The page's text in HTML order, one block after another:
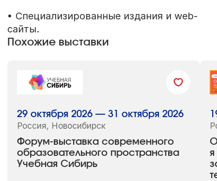
• Специализированные издания и web-
сайты.
Похожие выставки
Форум-выставка современного
образовательного пространства
Учебная Сибирь
29 октября 2026 — 31 октября 2026
Россия, Новосибирск